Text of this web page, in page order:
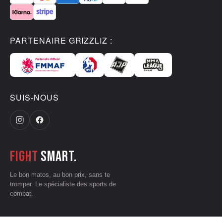
PARTENAIRE GRIZZLIZ :
SUIS-NOUS
Fight smart.
Le bon matos, au bon prix, sans te
tromper. Le spécialiste des sports de
combat.